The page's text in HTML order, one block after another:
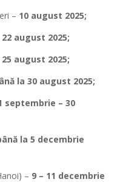
– 10 august 2025;
22 august 2025;
25 august 2025;
la 30 august 2025;
septembrie – 30
la 5 decembrie
– 9 – 11 decembrie